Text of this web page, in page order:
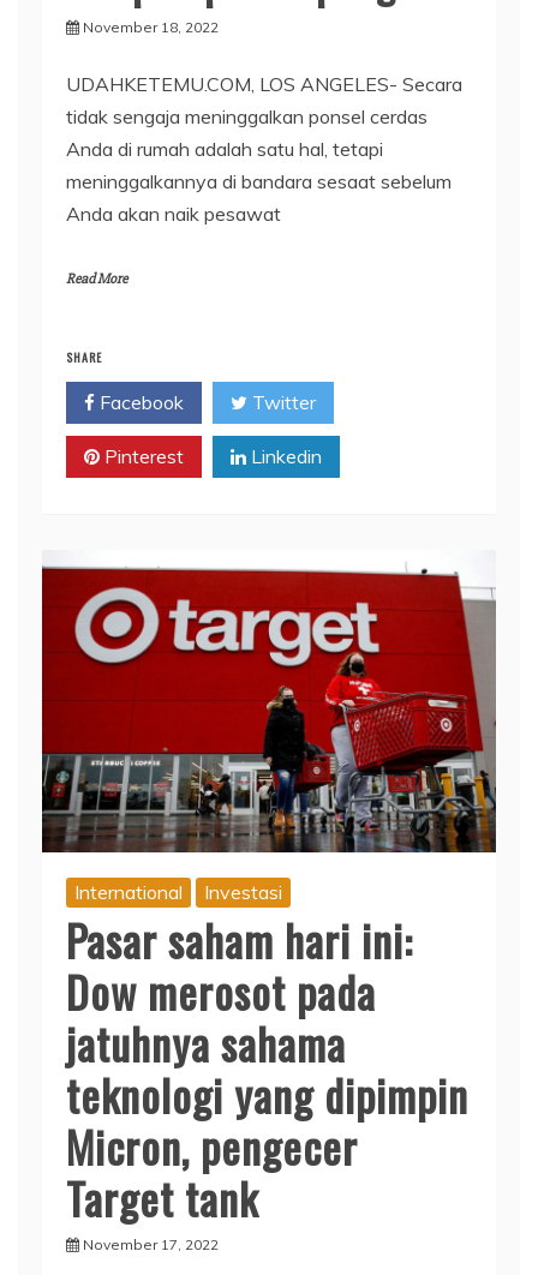
November 18, 2022
UDAHKETEMU.COM, LOS ANGELES- Secara
tidak sengaja meninggalkan ponsel cerdas
Anda di rumah adalah satu hal, tetapi
meninggalkannya di bandara sesaat sebelum
Anda akan naik pesawat
Read More
SHARE
Facebook Twitter
Pinterest Linkedin
International Investasi
Pasar saham hari ini:
Dow merosot pada
jatuhnya sahama
teknologi yang dipimpin
Micron, pengecer
Target tank
November 17, 2022